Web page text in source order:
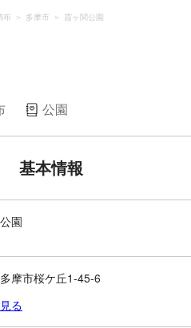
布 多摩市 霞ヶ関公園
公園
基本情報
園
摩市桜ケ丘1-45-6
る